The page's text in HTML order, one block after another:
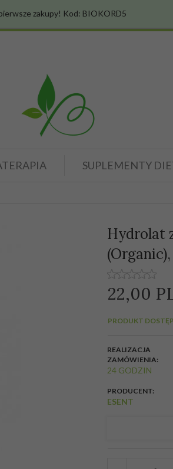
zakupy! Kod: BIOKORD5
SUPLEMENTY
Hydrolat
22,00
PRODUKT
REALIZACJA
ZAMÓWIENIA:
24 GODZIN
PRODUCENT:
ESENT